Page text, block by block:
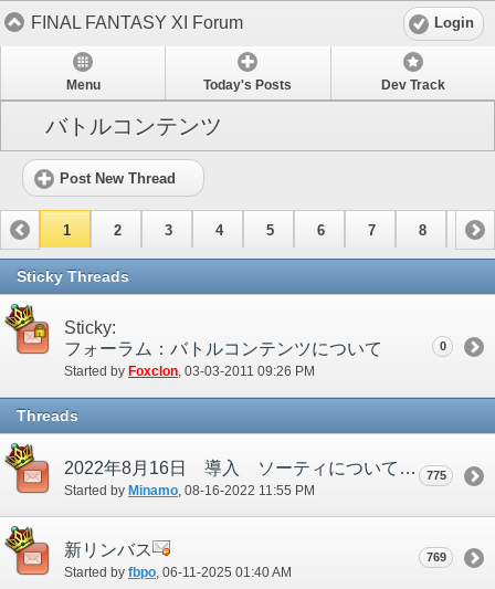
FINAL FANTASY XI Forum Login
Menu Today's Posts Dev Track
バトルコンテンツ
Post New Thread
1 2 3 4 5 6 7 8 9
10 11
Sticky Threads
Sticky:
フォーラム：バトルコンテンツについて
Started by Foxclon‎, 03-03-2011 09:26 PM
0
Threads
2022年8月16日 導入 ソーティについて
Started by Minamo ‎, 08-16-2022 11:55 PM
775
新リンバス
Started by fbpo‎, 06-11-2025 01:40 AM
769